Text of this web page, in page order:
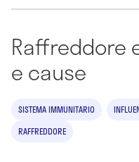
Raffreddore
e cause
SISTEMA IMMUNITARIO
RAFFREDDORE